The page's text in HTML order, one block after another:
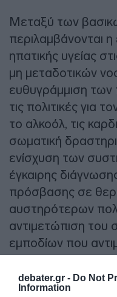
debater.gr - Do Not
Information
Μεταξύ των
περιλαμβάνονται
ηπατικής υγείας
μη μεταδοτικών
ευθυγράμμιση των
τις πολιτικές για
το αλκοόλ, τις
σωματική
ενίσχυση των
έγκαιρης
πρόσβασης σε
αυστηρότερων
αντιμετώπιση του
εμποδίων που
κοινωνικές ομάδες.